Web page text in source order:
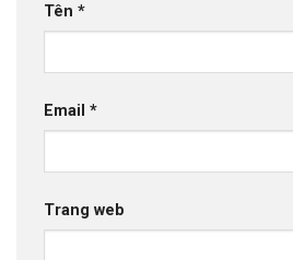
Tên *
Email *
Trang web